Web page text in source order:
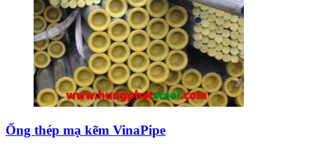
Ống thép mạ kẽm VinaPipe